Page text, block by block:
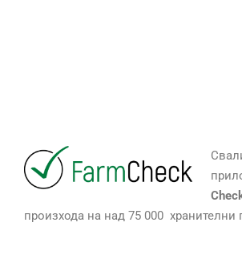
произхода на над 75 000 хранителни